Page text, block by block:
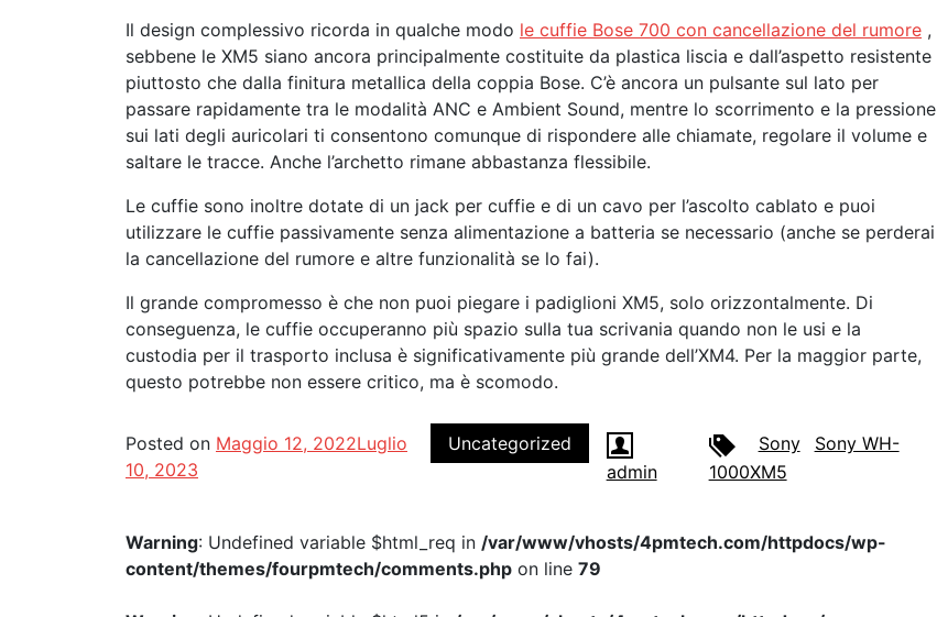
Il design complessivo ricorda in qualche modo le cuffie Bose 700 con cancellazione del rumore ,
sebbene le XM5 siano ancora principalmente costituite da plastica liscia e dall’aspetto resistente
piuttosto che dalla finitura metallica della coppia Bose. C’è ancora un pulsante sul lato per
passare rapidamente tra le modalità ANC e Ambient Sound, mentre lo scorrimento e la pressione
sui lati degli auricolari ti consentono comunque di rispondere alle chiamate, regolare il volume e
saltare le tracce. Anche l’archetto rimane abbastanza flessibile.
Le cuffie sono inoltre dotate di un jack per cuffie e di un cavo per l’ascolto cablato e puoi
utilizzare le cuffie passivamente senza alimentazione a batteria se necessario (anche se perderai
la cancellazione del rumore e altre funzionalità se lo fai).
Il grande compromesso è che non puoi piegare i padiglioni XM5, solo orizzontalmente. Di
conseguenza, le cuffie occuperanno più spazio sulla tua scrivania quando non le usi e la
custodia per il trasporto inclusa è significativamente più grande dell’XM4. Per la maggior parte,
questo potrebbe non essere critico, ma è scomodo.
Posted on Maggio 12, 2022Luglio
10, 2023
Uncategorized
admin
Sony
Sony WH-
1000XM5
Warning: Undefined variable $html_req in /var/www/vhosts/4pmtech.com/httpdocs/wp-
content/themes/fourpmtech/comments.php on line 79